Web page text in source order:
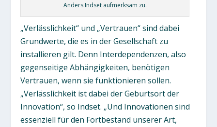
Anders Indset aufmerksam zu.
„Verlässlichkeit“ und „Vertrauen“ sind dabei
Grundwerte, die es in der Gesellschaft zu
installieren gilt. Denn Interdependenzen, also
gegenseitige Abhängigkeiten, benötigen
Vertrauen, wenn sie funktionieren sollen.
„Verlässlichkeit ist dabei der Geburtsort der
Innovation“, so Indset. „Und Innovationen sind
essenziell für den Fortbestand unserer Art,